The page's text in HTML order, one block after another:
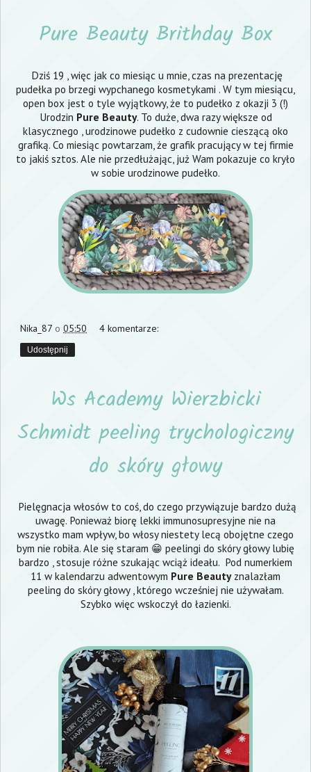
Pure Beauty Brithday Box
Dziś 19 , więc jak co miesiąc u mnie, czas na prezentację
pudełka po brzegi wypchanego kosmetykami . W tym miesiącu,
open box jest o tyle wyjątkowy, że to pudełko z okazji 3 (!)
Urodzin Pure Beauty. To duże, dwa razy większe od
klasycznego , urodzinowe pudełko z cudownie cieszącą oko
grafiką. Co miesiąc powtarzam, że grafik pracujący w tej firmie
to jakiś sztos. Ale nie przedłużając, już Wam pokazuje co kryło
w sobie urodzinowe pudełko.
Nika_87 o 05:50 4 komentarze:
Udostępnij
Ws Academy Wierzbicki
Schmidt peeling trychologiczny
do skóry głowy
Pielęgnacja włosów to coś, do czego przywiązuje bardzo dużą
uwagę. Ponieważ biorę lekki immunosupresyjne nie na
wszystko mam wpływ, bo włosy niestety lecą obojętne czego
bym nie robiła. Ale się staram 😁 peelingi do skóry głowy lubię
bardzo , stosuje różne szukając wciąż ideału. Pod numerkiem
11 w kalendarzu adwentowym Pure Beautyznalazłam
peeling do skóry głowy , którego wcześniej nie używałam.
Szybko więc wskoczył do łazienki.